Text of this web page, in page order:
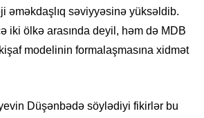
əməkdaşlıq səviyyəsinə yüksəldib.
iki ölkə arasında deyil, həm də MDB
modelinin formalaşmasına xidmət
Düşənbədə söylədiyi fikirlər bu